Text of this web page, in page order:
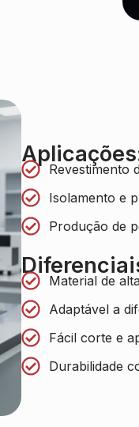
Revestimento
Isolamento e
Produção de
Material de
Adaptável a
Fácil corte e
Durabilidade